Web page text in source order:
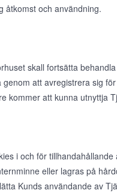
åtkomst och användning.
skall fortsätta
att avregistrera sig
kommer att kunna utnyttja
i och för
eller lagras på
Kunds användande av